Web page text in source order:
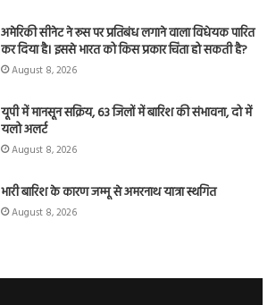
अमेरिकी सीनेट ने रूस पर प्रतिबंध लगाने वाला विधेयक पारित
कर दिया है। इससे भारत को किस प्रकार चिंता हो सकती है?
August 8, 2026
यूपी में मानसून सक्रिय, 63 जिलों में बारिश की संभावना, दो में
यलो अलर्ट
August 8, 2026
भारी बारिश के कारण जम्मू से अमरनाथ यात्रा स्थगित
August 8, 2026